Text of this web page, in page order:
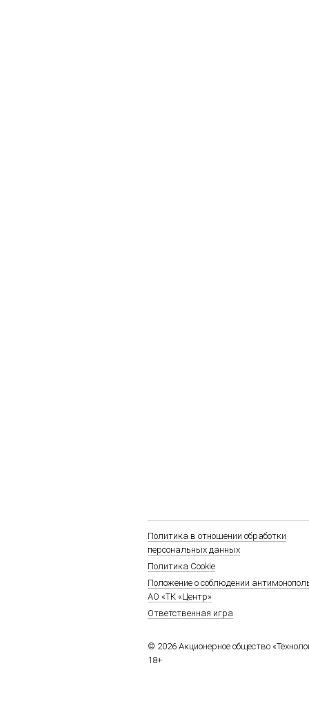
Политика в отношении обработки
персональных данных
Политика Cookie
Положение о соблюдении
АО «ТК «Центр»
Ответственная игра
© 2026 Акционерное общество
18+